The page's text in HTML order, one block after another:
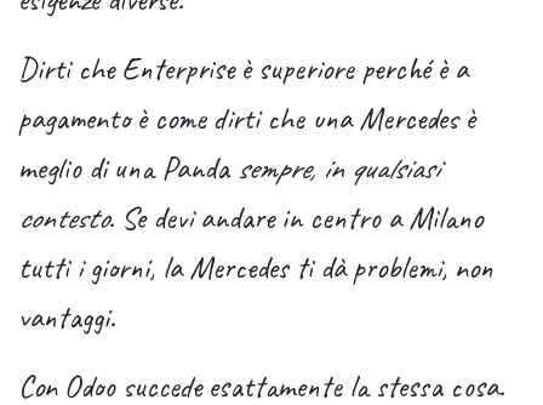
Dirti che Enterprise è superiore perché è a
pagamento è come dirti che una Mercedes è
meglio di una Panda sempre, in qualsiasi
contesto. Se devi andare in centro a Milano
tutti i giorni, la Mercedes ti dà problemi, non
vantaggi.
Con Odoo succede esattamente la stessa cosa.